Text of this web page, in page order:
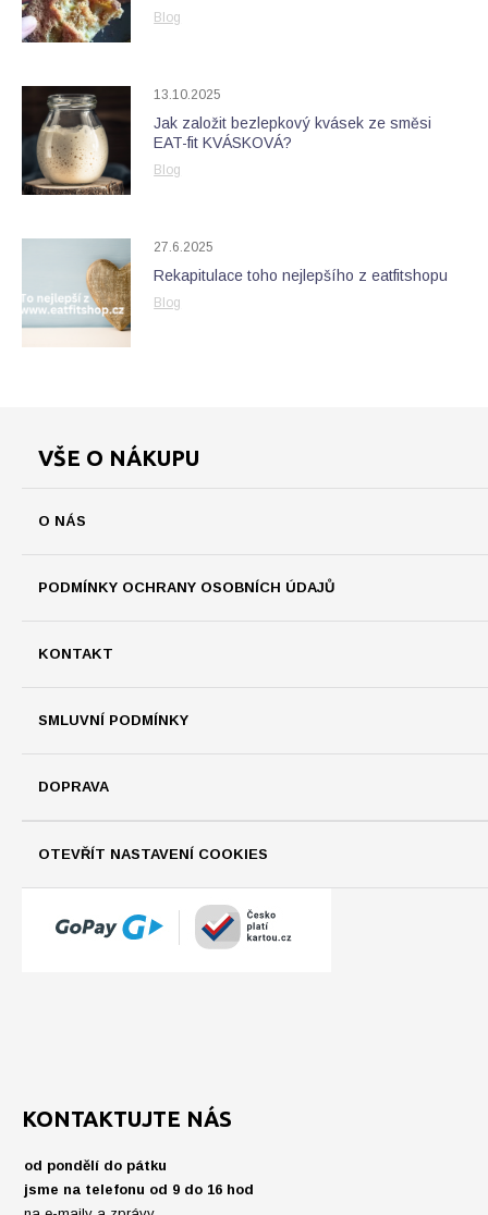
Blog
13.10.2025
Jak založit bezlepkový kvásek ze směsi
EAT-fit KVÁSKOVÁ?
Blog
27.6.2025
Rekapitulace toho nejlepšího z eatfitshopu
Blog
VŠE O NÁKUPU
O NÁS
PODMÍNKY OCHRANY OSOBNÍCH ÚDAJŮ
KONTAKT
SMLUVNÍ PODMÍNKY
DOPRAVA
OTEVŘÍT NASTAVENÍ COOKIES
KONTAKTUJTE NÁS
od pondělí do pátku
jsme na telefonu od 9 do 16 hod